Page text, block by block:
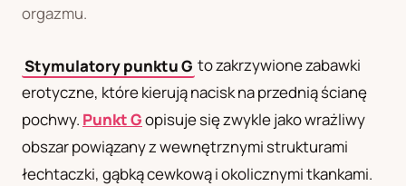
Polski
RU
Русский
UA
Українська
orgazmu.
Stymulatory punktu G to zakrzywione zabawki
erotyczne, które kierują nacisk na przednią ścianę
pochwy. Punkt Gopisuje się zwykle jako wrażliwy
obszar powiązany z wewnętrznymi strukturami
łechtaczki, gąbką cewkową i okolicznymi tkankami.